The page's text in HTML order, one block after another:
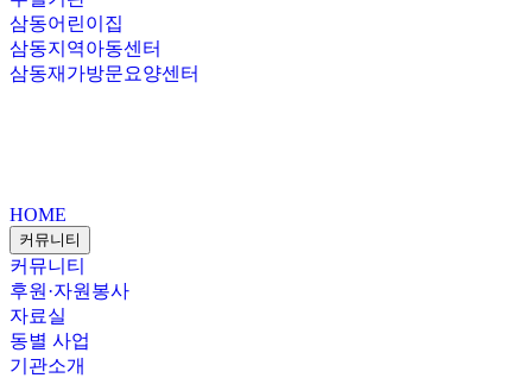
삼동어린이집
삼동지역아동센터
삼동재가방문요양센터
HOME
커뮤니티
커뮤니티
후원·자원봉사
자료실
동별 사업
기관소개